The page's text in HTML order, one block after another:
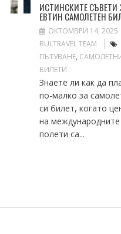
ИСТИНСКИТЕ СЪВЕТИ
ЕВТИН САМОЛЕТЕН
ОКТОМВРИ 14, 2025
BULTRAVEL TEAM
ПЪТУВАНЕ,
БИЛЕТИ
Знаете ли как да
по-малко за
си билет, когато
на международните
полети са...